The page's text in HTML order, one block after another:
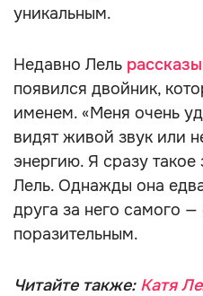
уникальным.
Недавно Лель
появился двойник,
именем. «Меня очень
видят живой звук или
энергию. Я сразу
Лель. Однажды она
друга за него самого —
поразительным.
Читайте также: Катя